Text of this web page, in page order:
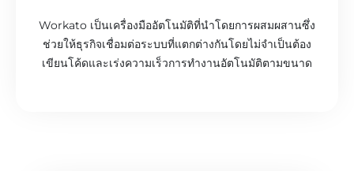
Workato เป็นเครื่องมืออัตโนมัติที่นำโดยการผสมผสานซึ่ง
ช่วยให้ธุรกิจเชื่อมต่อระบบที่แตกต่างกันโดยไม่จำเป็นต้อง
เขียนโค้ดและเร่งความเร็วการทำงานอัตโนมัติตามขนาด